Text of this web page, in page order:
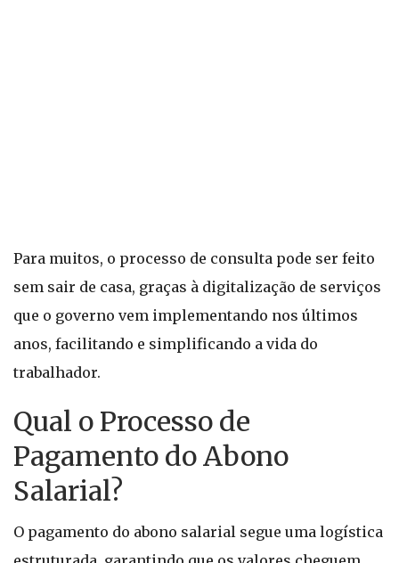
Para muitos, o processo de consulta pode ser feito
sem sair de casa, graças à digitalização de serviços
que o governo vem implementando nos últimos
anos, facilitando e simplificando a vida do
trabalhador.
Qual o Processo de
Pagamento do Abono
Salarial?
O pagamento do abono salarial segue uma logística